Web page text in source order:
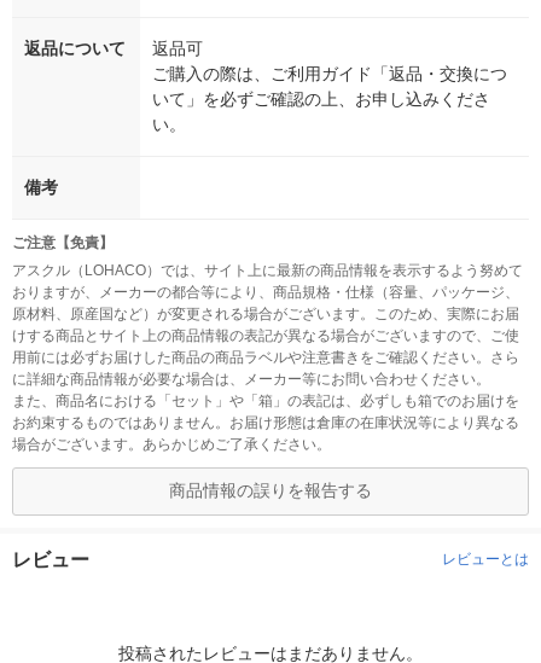
返品について
返品可
ご購入の際は、ご利用ガイド「返品・交換につ
いて」を必ずご確認の上、お申し込みくださ
い。
備考
ご注意【免責】
アスクル（LOHACO）では、サイト上に最新の商品情報を表示するよう努めて
おりますが、メーカーの都合等により、商品規格・仕様（容量、パッケージ、
原材料、原産国など）が変更される場合がございます。このため、実際にお届
けする商品とサイト上の商品情報の表記が異なる場合がございますので、ご使
用前には必ずお届けした商品の商品ラベルや注意書きをご確認ください。さら
に詳細な商品情報が必要な場合は、メーカー等にお問い合わせください。
また、商品名における「セット」や「箱」の表記は、必ずしも箱でのお届けを
お約束するものではありません。お届け形態は倉庫の在庫状況等により異なる
場合がございます。あらかじめご了承ください。
商品情報の誤りを報告する
レビュー レビューとは
投稿されたレビューはまだありません。